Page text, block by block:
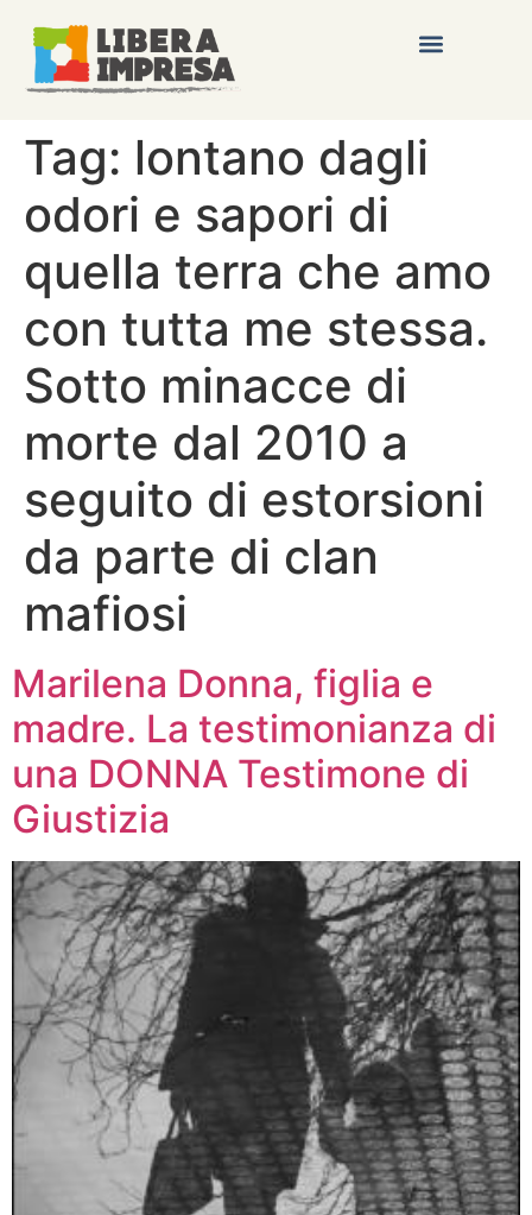
Tag: lontano dagli
odori e sapori di
quella terra che amo
con tutta me stessa.
Sotto minacce di
morte dal 2010 a
seguito di estorsioni
da parte di clan
mafiosi
Marilena Donna, figlia e
madre. La testimonianza di
una DONNA Testimone di
Giustizia